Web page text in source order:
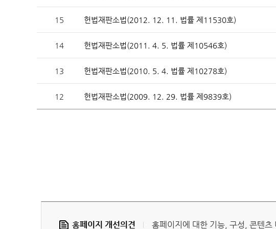
헌법재판 안내 헌법재판 개관
헌법소원심판 청
참여·소통 FAQ(자주 묻는
15 헌법재판소법(2012. 12. 11. 법률 제11530호)
14 헌법재판소법(2011. 4. 5. 법률 제10546호)
13 헌법재판소법(2010. 5. 4. 법률 제10278호)
12 헌법재판소법(2009. 12. 29. 법률 제9839호)
홈페이지 개선의견 홈페이지에 대한 기능, 구성, 콘텐